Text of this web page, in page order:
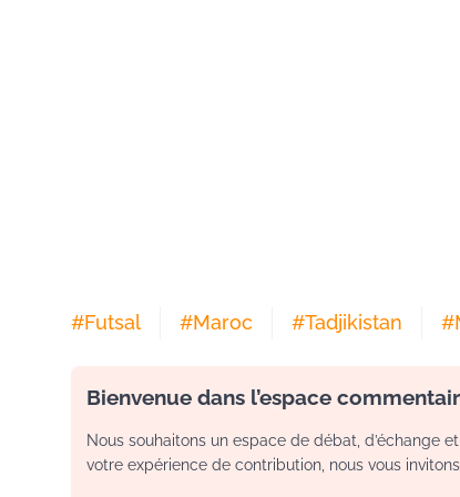
#Futsal #Maroc #Tadjikistan #
Bienvenue dans l’espace
Nous souhaitons un espace de débat, d’échange
votre expérience de contribution, nous vous